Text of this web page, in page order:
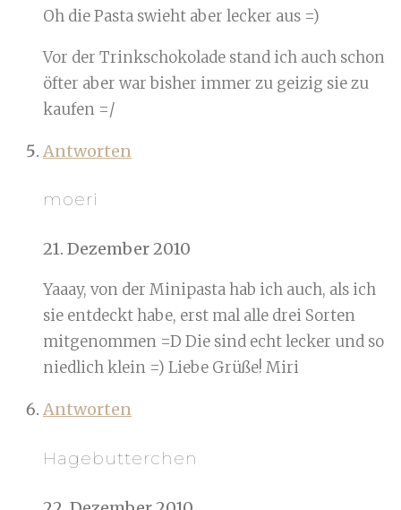
Oh die Pasta swieht aber lecker aus =)
Vor der Trinkschokolade stand ich auch schon
öfter aber war bisher immer zu geizig sie zu
kaufen =/
Antworten
moeri
21. Dezember 2010
Yaaay, von der Minipasta hab ich auch, als ich
sie entdeckt habe, erst mal alle drei Sorten
mitgenommen =D Die sind echt lecker und so
niedlich klein =) Liebe Grüße! Miri
Antworten
Hagebutterchen